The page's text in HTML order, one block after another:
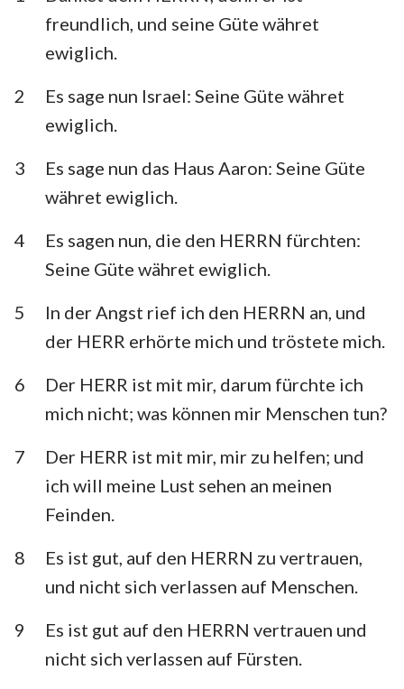
Psalm Sprüche
Prediger
Jesaja Jeremia
Daniel
Obadja Jona
Micha Nahum
Habakuk Zephanja
Haggai Sacharja
Maleachi
freundlich, und seine Güte währet
ewiglich.
2
Es sage nun Israel: Seine Güte währet
ewiglich.
3
Es sage nun das Haus Aaron: Seine Güte
währet ewiglich.
4
Es sagen nun, die den HERRN fürchten:
Seine Güte währet ewiglich.
5
In der Angst rief ich den HERRN an, und
der HERR erhörte mich und tröstete mich.
6
Der HERR ist mit mir, darum fürchte ich
mich nicht; was können mir Menschen tun?
7
Der HERR ist mit mir, mir zu helfen; und
ich will meine Lust sehen an meinen
Feinden.
8
Es ist gut, auf den HERRN zu vertrauen,
und nicht sich verlassen auf Menschen.
9
Es ist gut auf den HERRN vertrauen und
nicht sich verlassen auf Fürsten.